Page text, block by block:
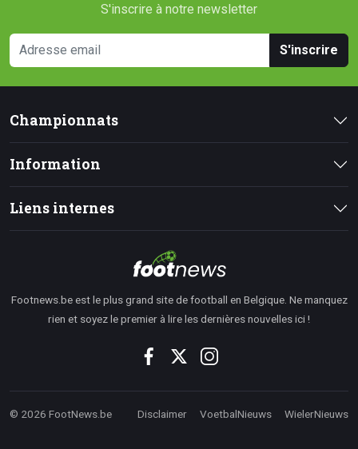
S'inscrire à notre newsletter
S'inscrire
Championnats
Information
Liens internes
Footnews.be est le plus grand site de football en Belgique. Ne manquez
rien et soyez le premier à lire les dernières nouvelles ici !
© 2026 FootNews.be Disclaimer VoetbalNieuws WielerNieuws